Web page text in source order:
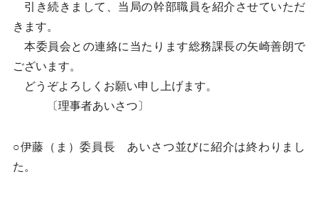
引き続きまして、当局の幹部職員を紹介させていただ
きます。
本委員会との連絡に当たります総務課長の矢崎善朗で
ございます。
どうぞよろしくお願い申し上げます。
〔理事者あいさつ〕
○伊藤（ま）委員長 あいさつ並びに紹介は終わりまし
た。